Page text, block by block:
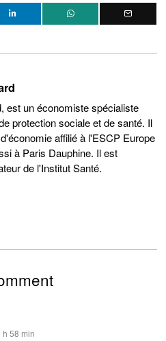
est un économiste spécialiste
protection sociale et de santé. Il
affilié à l'ESCP Europe
à Paris Dauphine. Il est
de l'Institut Santé.
58 min